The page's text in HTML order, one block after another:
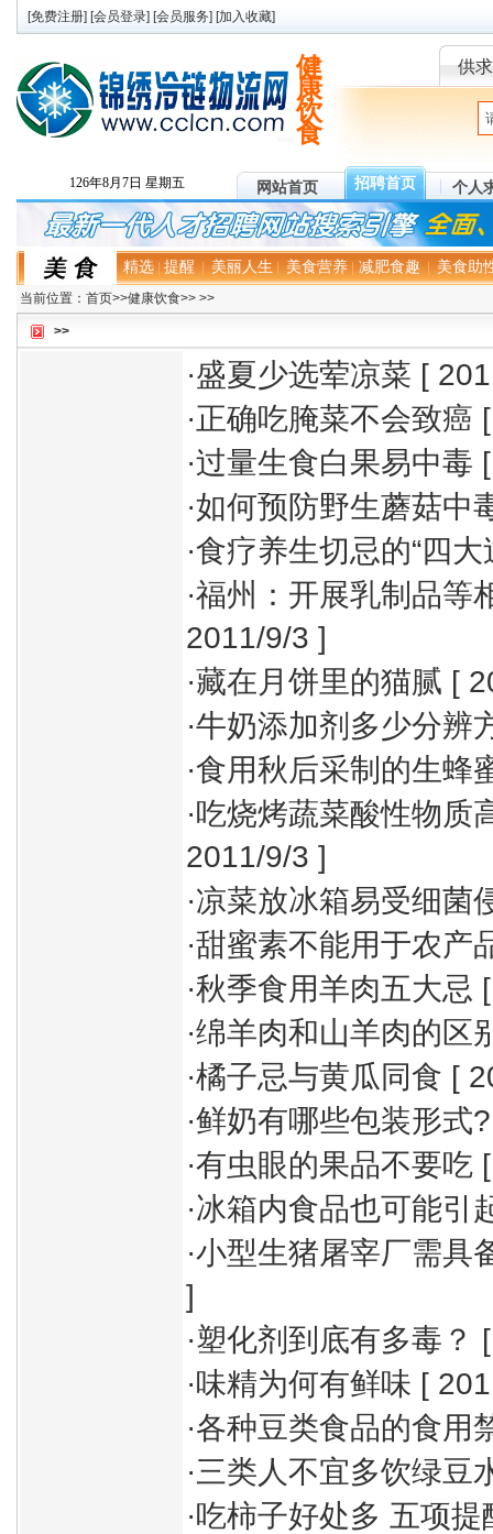
[免费注册] [会员登录] [会员服务] [加入收藏]
健
康
饮
食
供求
126年8月7日 星期五 网站首页 招聘首页 个人
精选 提醒 美丽人生 美食营养 减肥食趣 美食助
当前位置： 首页>>健康饮食>> >>
>>
·盛夏少选荤凉菜 [
·正确吃腌菜不会致癌
·过量生食白果易中毒
·如何预防野生蘑菇中
·食疗养生切忌的“四大
·福州：开展乳制品等
2011/9/3 ]
·藏在月饼里的猫腻 [
·牛奶添加剂多少分辨
·食用秋后采制的生蜂
·吃烧烤蔬菜酸性物质
2011/9/3 ]
·凉菜放冰箱易受细菌
·甜蜜素不能用于农产
·秋季食用羊肉五大忌
·绵羊肉和山羊肉的区
·橘子忌与黄瓜同食 [
·鲜奶有哪些包装形式?
·有虫眼的果品不要吃
·冰箱内食品也可能引
·小型生猪屠宰厂需具
]
·塑化剂到底有多毒？
·味精为何有鲜味 [
·各种豆类食品的食用
·三类人不宜多饮绿豆
·吃柿子好处多 五项提